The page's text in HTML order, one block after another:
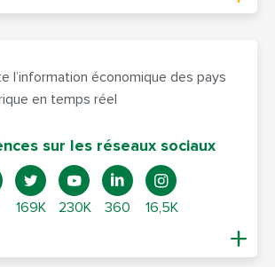
l’information économique des pays
en temps réel
sur les réseaux sociaux
169K 230K 360 16,5K